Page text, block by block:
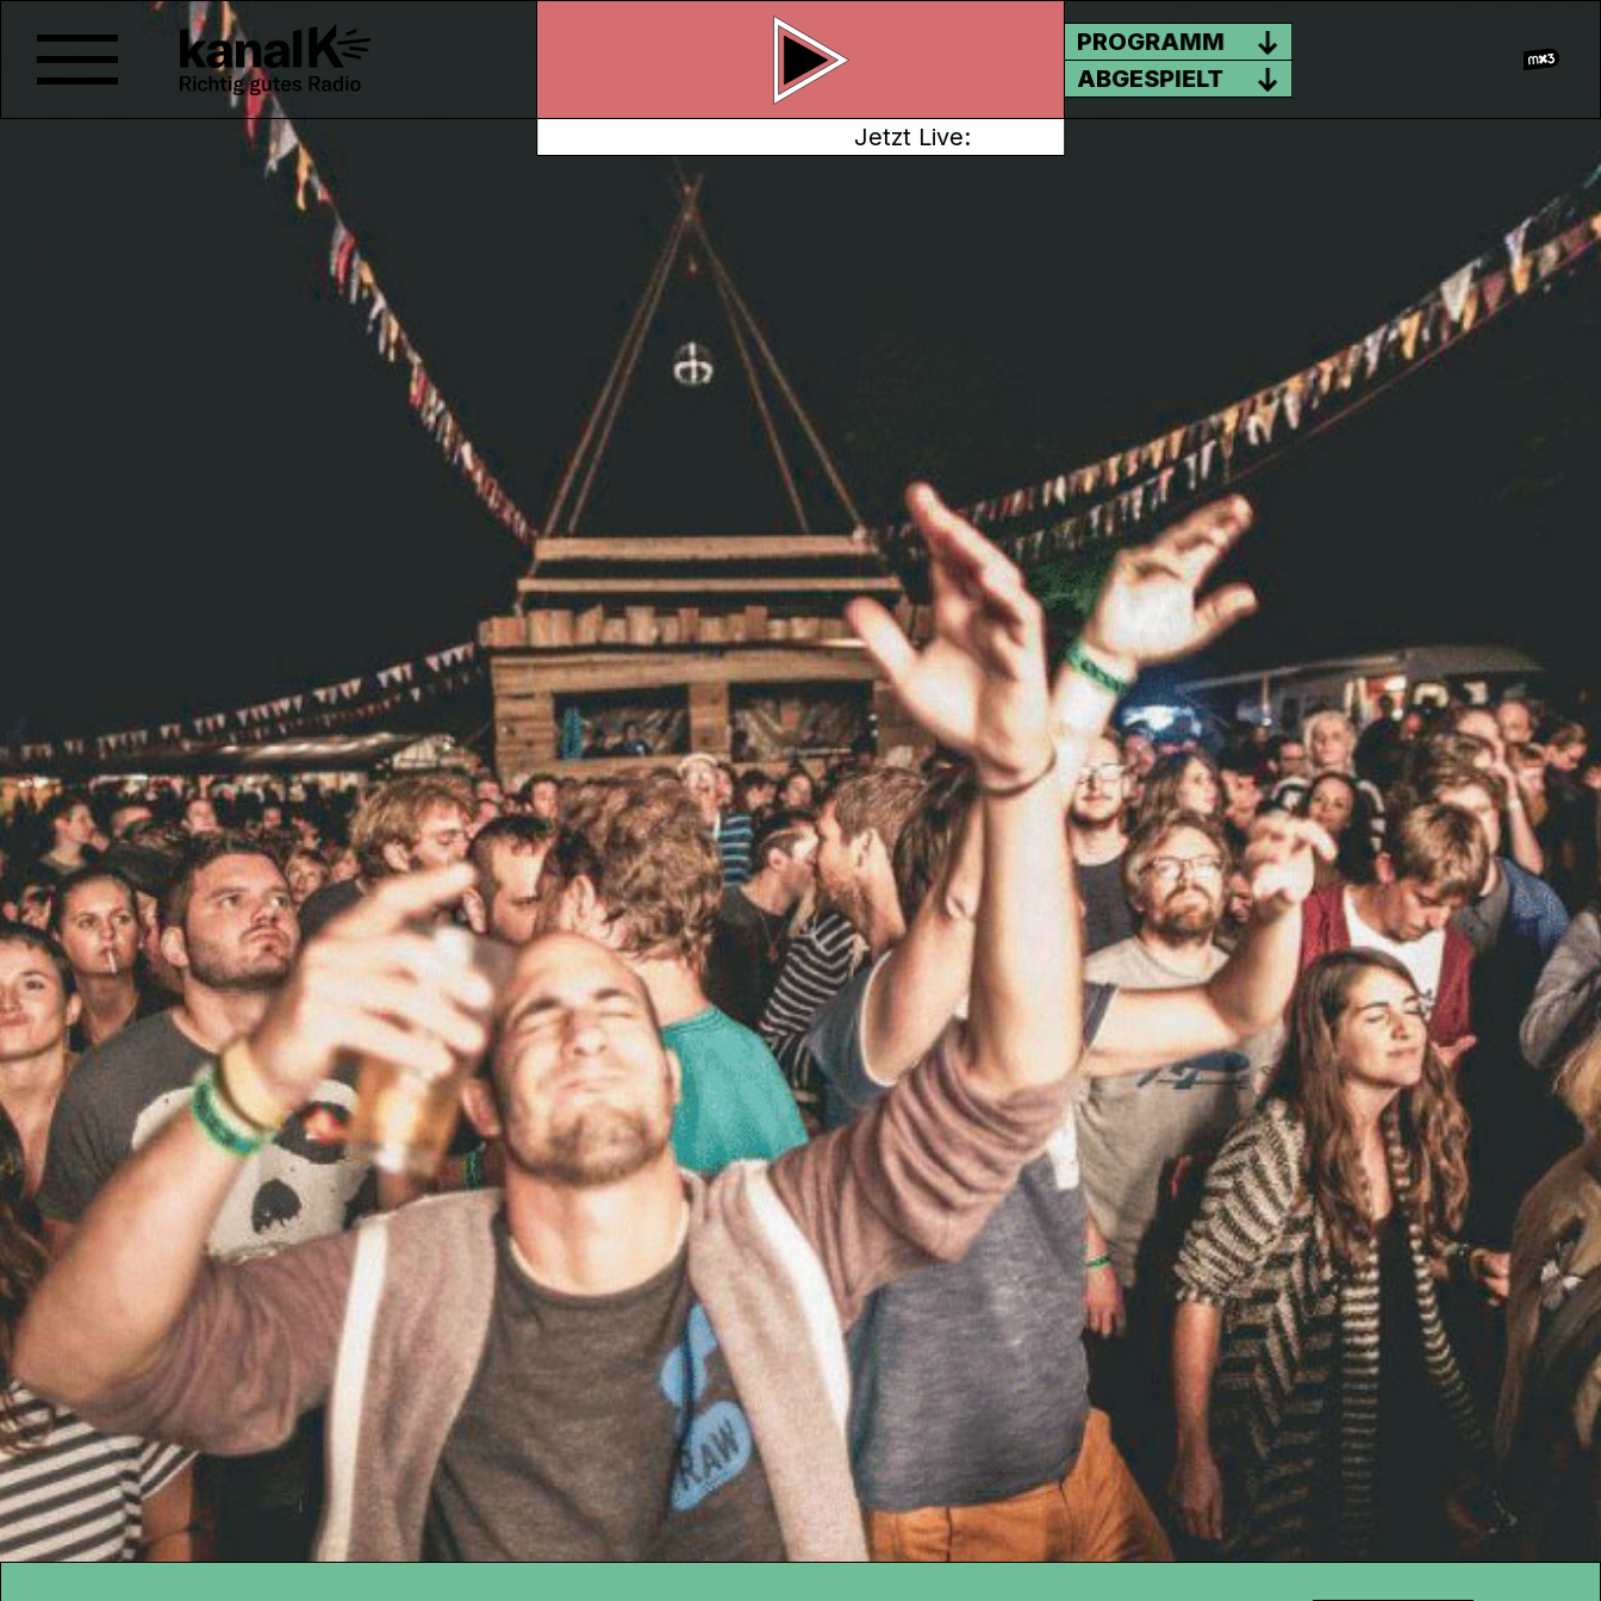
Jetzt Live:
PROGRAMM
ABGESPIELT
HEISSE TAGE: DER FESTIVALSOMMER AUF KANAL K
Zelt ready? Schlafsack auch? Gut! Dann ab ans
nächste Open Air. Wir werden unseren Sendebus
beim folgenden Festival parken und live berichten:
Musig i de Altstadt, Aarau
Zudem legen wir dir folgende Freiluft-
OltenAir, Olten
Open Air Gränichen
23. – 26. August,Zamba Loca, Wohlen
Wir empfehlen dringend jeweils am Freitag ab 17.30
Uhr Kanal K einzuschalten und unser
Wochenendmagazin Sommer-KOMET hören. Wir
berichten von und über Festivals aus der Region und
darüber hinaus – und verlosen Tickets.
KONTAKT